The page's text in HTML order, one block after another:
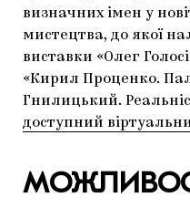
визначних імен у
мистецтва, до якої
виставки «Олег
«Кирил Проценко.
Гнилицький.
доступний